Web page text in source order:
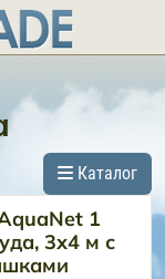
Каталог
1
3х4 м с